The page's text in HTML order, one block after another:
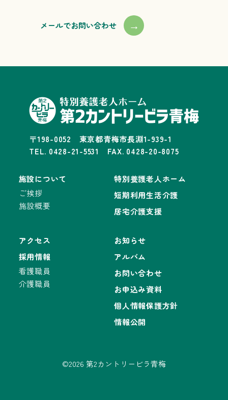
メールでお問い合わせ →
〒198-0052 東京都青梅市長淵1-939-1
TEL. 0428-21-5531 FAX. 0428-20-8075
施設について
ご挨拶
施設概要
特別養護老人ホーム
短期利用生活介護
居宅介護支援
アクセス
採用情報
看護職員
介護職員
お知らせ
アルバム
お問い合わせ
お申込み資料
個人情報保護方針
情報公開
©2026 第2カントリービラ青梅